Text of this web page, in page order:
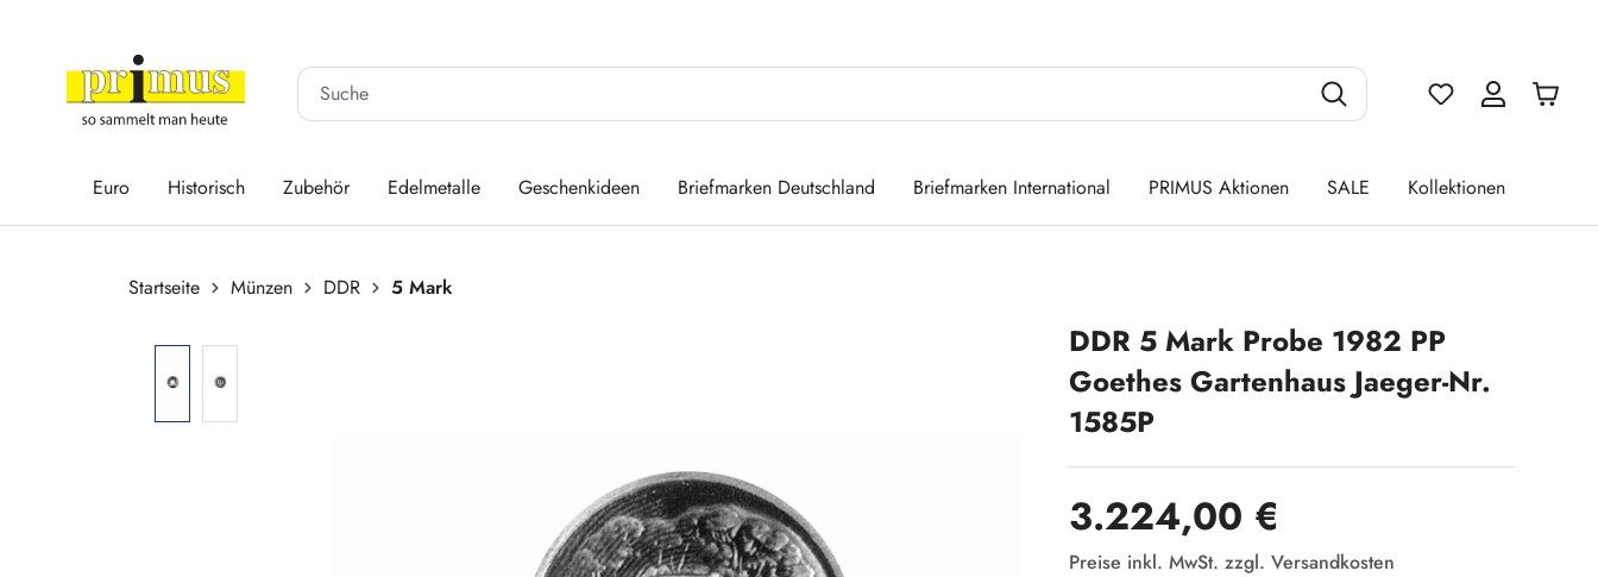
Du hast 0
Euro Historisch Zubehör Edelmetalle Geschenkideen Briefmarken Deutschland Briefmarken International PRIMUS Aktionen SALE Kollektionen
Startseite Münzen DDR
5 Mark
DDR 5 Mark Probe 1982 PP
Goethes Gartenhaus Jaeger-Nr.
1585P
Regulärer Preis:
3.224,00 €
Preise inkl. MwSt. zzgl. Versandkosten